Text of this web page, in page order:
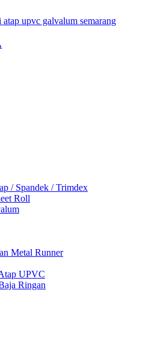
/ Spandek / Trimdex
Roll
Metal Runner
UPVC
Ringan